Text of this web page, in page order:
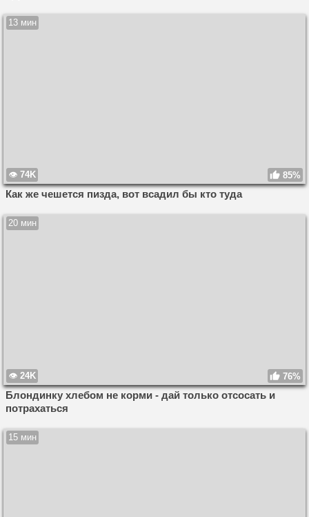
13 мин
74K 85%
Как же чешется пизда, вот всадил бы кто туда
20 мин
24K 76%
Блондинку хлебом не корми - дай только отсосать и
потрахаться
15 мин